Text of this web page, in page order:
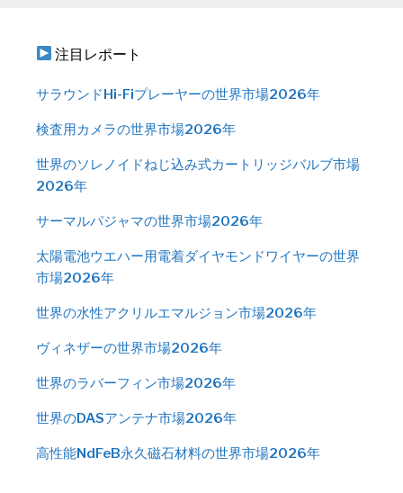
注目レポート
サラウンドHi-Fiプレーヤーの世界市場2026年
検査用カメラの世界市場2026年
世界のソレノイドねじ込み式カートリッジバルブ市場
2026年
サーマルパジャマの世界市場2026年
太陽電池ウエハー用電着ダイヤモンドワイヤーの世界
市場2026年
世界の水性アクリルエマルジョン市場2026年
ヴィネザーの世界市場2026年
世界のラバーフィン市場2026年
世界のDASアンテナ市場2026年
高性能NdFeB永久磁石材料の世界市場2026年